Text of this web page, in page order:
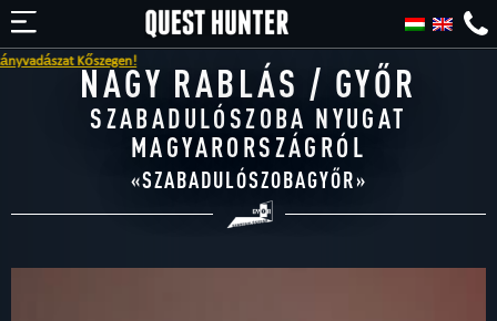
NAGY RABLÁS / GYŐR
SZABADULÓSZOBA NYUGAT
MAGYARORSZÁGRÓL
«SZABADULÓSZOBAGYŐR»